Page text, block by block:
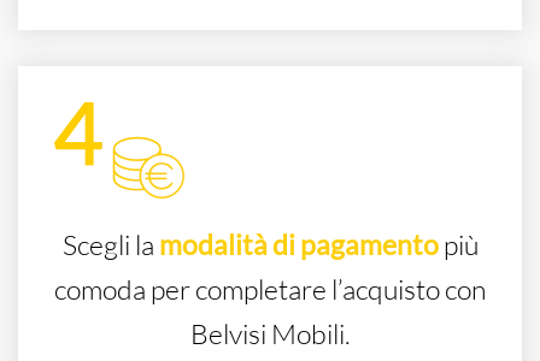
Scegli la modalità di pagamentopiù
comoda per completare l’acquisto con
Belvisi Mobili.